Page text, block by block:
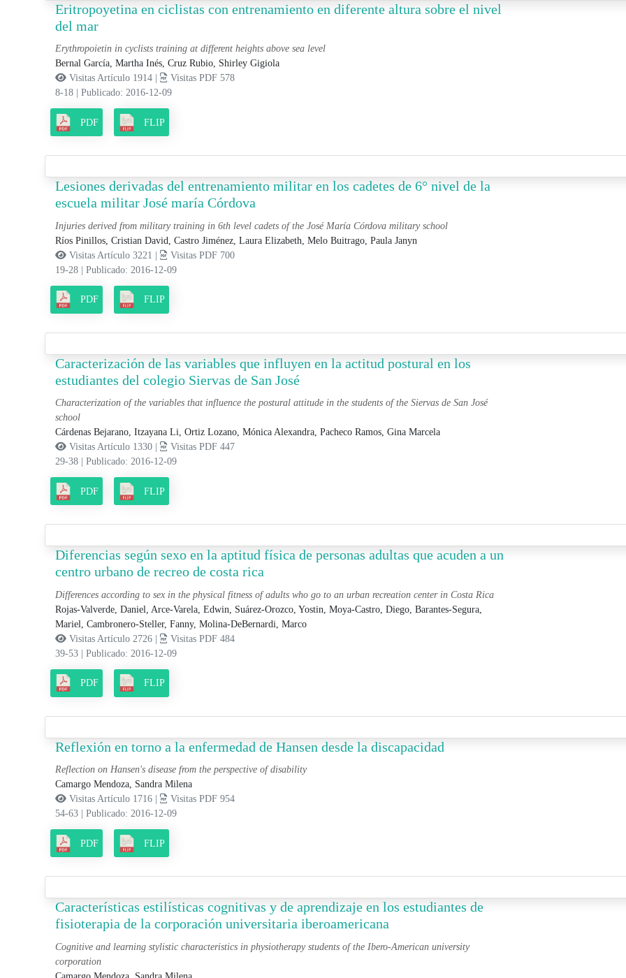
Eritropoyetina en ciclistas con entrenamiento en diferente altura sobre el nivel
del mar
Erythropoietin in cyclists training at different heights above sea level
Bernal García, Martha Inés, Cruz Rubio, Shirley Gigiola
Visitas Artículo 1914 |
Visitas PDF 578
8-18
Publicado: 2016-12-09
PDF FLIP
Lesiones derivadas del entrenamiento militar en los cadetes de 6° nivel de la
escuela militar José maría Córdova
Injuries derived from military training in 6th level cadets of the José María Córdova military school
Ríos Pinillos, Cristian David, Castro Jiménez, Laura Elizabeth, Melo Buitrago, Paula Janyn
Visitas Artículo 3221 |
Visitas PDF 700
19-28 | Publicado: 2016-12-09
PDF FLIP
Caracterización de las variables que influyen en la actitud postural en los
estudiantes del colegio Siervas de San José
Characterization of the variables that influence the postural attitude in the students of the Siervas de San José
school
Cárdenas Bejarano, Itzayana Li, Ortiz Lozano, Mónica Alexandra, Pacheco Ramos, Gina Marcela
Visitas Artículo 1330 |
Visitas PDF 447
29-38
Publicado: 2016-12-09
PDF FLIP
Diferencias según sexo en la aptitud física de personas adultas que acuden a un
centro urbano de recreo de costa rica
Differences according to sex in the physical fitness of adults who go to an urban recreation center in Costa Rica
Rojas-Valverde, Daniel, Arce-Varela, Edwin, Suárez-Orozco, Yostin, Moya-Castro, Diego, Barantes-Segura,
Mariel, Cambronero-Steller, Fanny, Molina-DeBernardi, Marco
Visitas Artículo 2726 |
Visitas PDF 484
39-53 | Publicado: 2016-12-09
PDF FLIP
Reflexión en torno a la enfermedad de Hansen desde la discapacidad
Reflection on Hansen's disease from the perspective of disability
Camargo Mendoza, Sandra Milena
Visitas Artículo 1716 |
Visitas PDF 954
54-63
Publicado: 2016-12-09
PDF FLIP
Características estilísticas cognitivas y de aprendizaje en los estudiantes de
fisioterapia de la corporación universitaria iberoamericana
Cognitive and learning stylistic characteristics in physiotherapy students of the Ibero-American university
corporation